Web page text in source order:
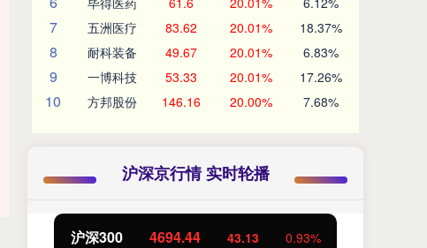
7 五洲医疗 83.62 20.01% 18.37%
8 耐科装备 49.67 20.01% 6.83%
9 一博科技 53.33 20.01% 17.26%
10 方邦股份 146.16 20.00% 7.68%
沪深京行情 实时轮播
4694.44 43.13 0.93%